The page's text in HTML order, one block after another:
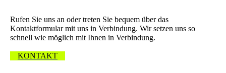
Rufen Sie uns an oder treten Sie bequem über das
Kontaktformular mit uns in Verbindung. Wir setzen uns so
schnell wie möglich mit Ihnen in Verbindung.
KONTAKT